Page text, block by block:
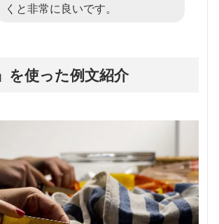
くと非常に良いです。
を使った例文紹介